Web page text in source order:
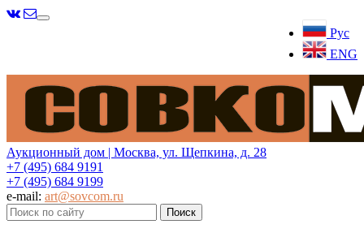
Рус
ENG
Меню
Аукционный дом | Москва, ул. Щепкина, д. 28
+7 (495) 684 9191
+7 (495) 684 9199
e-mail: art@sovcom.ru